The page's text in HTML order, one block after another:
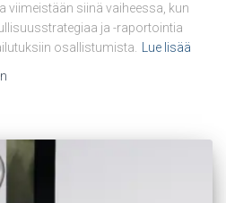
siinä vaiheessa, kun
ja -raportointia
osallistumista.
Lue lisää